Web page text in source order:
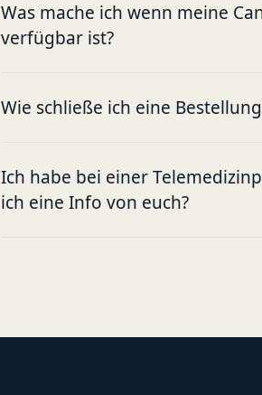
Was mache ich wenn meine
verfügbar ist?
Wie schließe ich eine
Ich habe bei einer
ich eine Info von euch?